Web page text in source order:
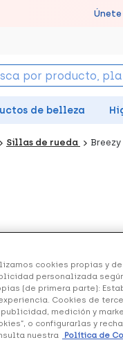
Disfruta
Llévate
Canjea tus
de belleza
Sillas de rueda
cookies propias y
personalizada
(de primera parte):
Cookies de
medición y
o configurarlas y
nuestra
Política de